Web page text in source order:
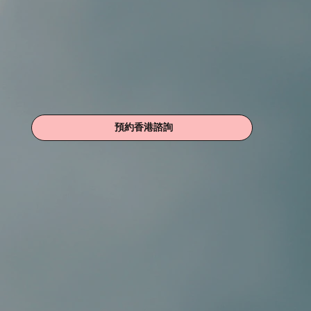
預約香港諮詢